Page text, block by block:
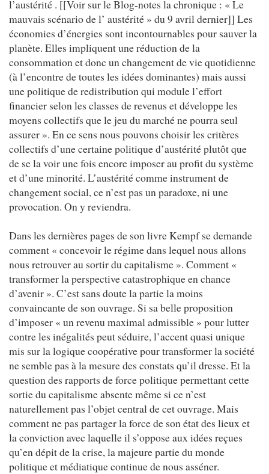
l’austérité . [[Voir sur le Blog-notes la chronique : « Le
mauvais scénario de l’ austérité » du 9 avril dernier]] Les
économies d’énergies sont incontournables pour sauver la
planète. Elles impliquent une réduction de la
consommation et donc un changement de vie quotidienne
(à l’encontre de toutes les idées dominantes) mais aussi
une politique de redistribution qui module l’effort
financier selon les classes de revenus et développe les
moyens collectifs que le jeu du marché ne pourra seul
assurer ». En ce sens nous pouvons choisir les critères
collectifs d’une certaine politique d’austérité plutôt que
de se la voir une fois encore imposer au profit du système
et d’une minorité. L’austérité comme instrument de
changement social, ce n’est pas un paradoxe, ni une
provocation. On y reviendra.
Dans les dernières pages de son livre Kempf se demande
comment « concevoir le régime dans lequel nous allons
nous retrouver au sortir du capitalisme ». Comment «
transformer la perspective catastrophique en chance
d’avenir ». C’est sans doute la partie la moins
convaincante de son ouvrage. Si sa belle proposition
d’imposer « un revenu maximal admissible » pour lutter
contre les inégalités peut séduire, l’accent quasi unique
mis sur la logique coopérative pour transformer la société
ne semble pas à la mesure des constats qu’il dresse. Et la
question des rapports de force politique permettant cette
sortie du capitalisme absente même si ce n’est
naturellement pas l’objet central de cet ouvrage. Mais
comment ne pas partager la force de son état des lieux et
la conviction avec laquelle il s’oppose aux idées reçues
qu’en dépit de la crise, la majeure partie du monde
politique et médiatique continue de nous asséner.